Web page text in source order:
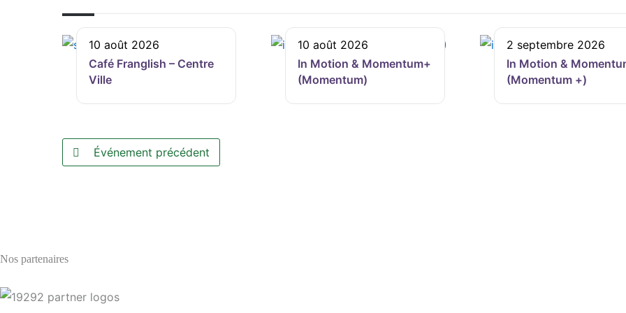
10 août 2026
Café Franglish – Centre
Ville
10 août 2026
In Motion & Momentum+
(Momentum)
2 septembre 2026
In Motion &
(Momentum +)
Événement précédent
Nos partenaires